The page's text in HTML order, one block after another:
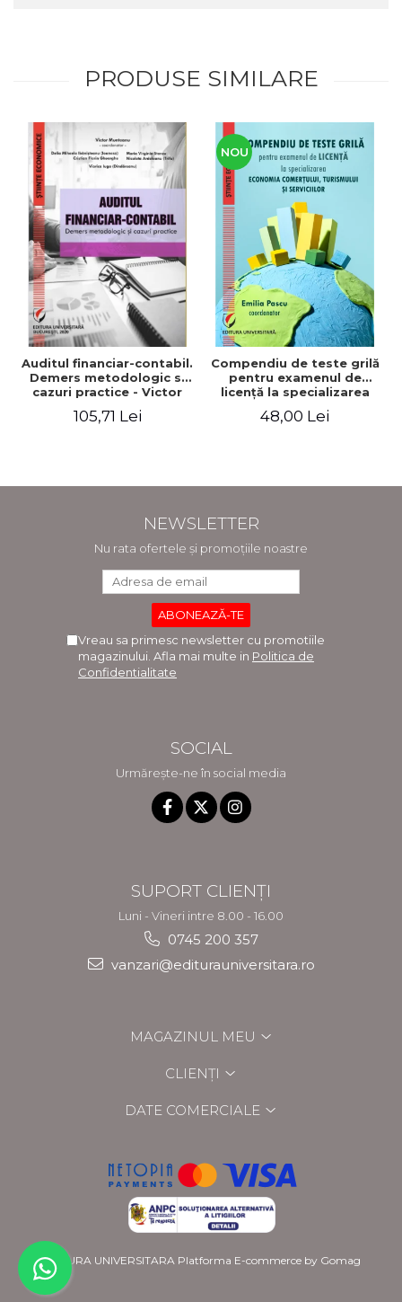
PRODUSE SIMILARE
Auditul financiar-contabil.
Demers metodologic si
cazuri practice - Victor
105,71 Lei
NOU
Compendiu de teste grilă
pentru examenul de
licenţă la specializarea
turismului şi serviciilor"
48,00 Lei
NEWSLETTER
Nu rata ofertele și promoțiile noastre
Vreau sa primesc newsletter cu promotiile
magazinului. Afla mai multe in Politica de
Confidentialitate
SOCIAL
Urmărește-ne în social media
SUPORT CLIENȚI
Luni - Vineri intre 8.00 - 16.00
0745 200 357
vanzari@editurauniversitara.ro
MAGAZINUL MEU
CLIENȚI
DATE COMERCIALE
EDITURA UNIVERSITARA Platforma E-commerce by Gomag